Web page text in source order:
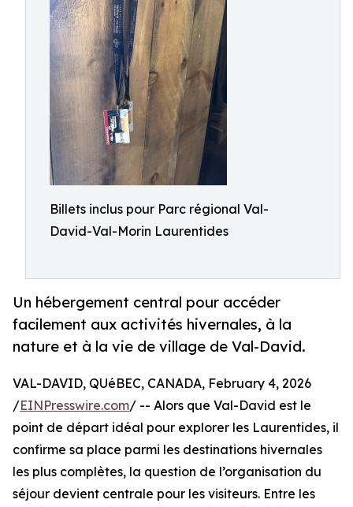
Billets inclus pour Parc régional Val-
David-Val-Morin Laurentides
Un hébergement central pour accéder
facilement aux activités hivernales, à la
nature et à la vie de village de Val-David.
VAL-DAVID, QUéBEC, CANADA, February 4, 2026
/EINPresswire.com/ -- Alors que Val-David est le
point de départ idéal pour explorer les Laurentides, il
confirme sa place parmi les destinations hivernales
les plus complètes, la question de l’organisation du
séjour devient centrale pour les visiteurs. Entre les